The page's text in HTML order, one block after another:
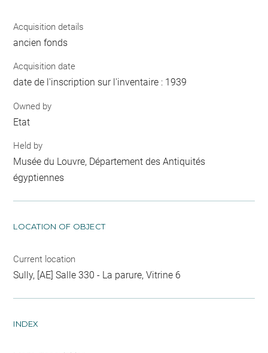
Acquisition details
ancien fonds
Acquisition date
date de l'inscription sur l'inventaire : 1939
Owned by
Etat
Held by
Musée du Louvre, Département des Antiquités
égyptiennes
LOCATION OF OBJECT
Current location
Sully, [AE] Salle 330 - La parure, Vitrine 6
INDEX